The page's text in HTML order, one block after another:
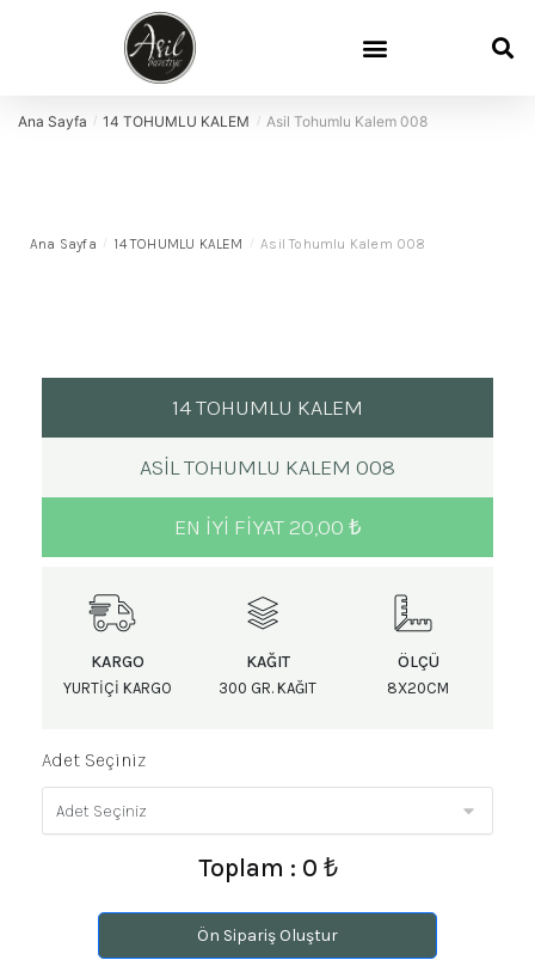
Ana Sayfa / 14 TOHUMLU KALEM / Asil Tohumlu Kalem 008
Ana Sayfa / 14 TOHUMLU KALEM / Asil Tohumlu Kalem 008
14 TOHUMLU KALEM
ASIL TOHUMLU KALEM 008
EN IYI FIYAT 20,00 ₺
KARGO
YURTIÇI KARGO
KAĞIT
300 GR. KAĞIT
ÖLÇÜ
8X20CM
Adet Seçiniz
Toplam : 0 ₺
Ön Sipariş Oluştur